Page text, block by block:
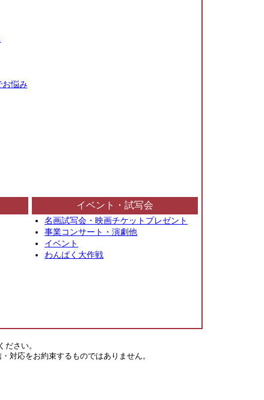
お悩み
イベント・試写会
名画試写会・映画チケットプレゼント
事業コンサート・演劇他
イベント
わんぱく大作戦
さい。
対応をお約束するものではありません。